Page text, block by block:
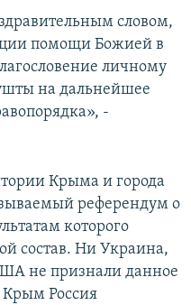
словом,
помощи Божией в
личному
на дальнейшее
-
Крыма и города
референдум о
которого
состав. Ни Украина,
не признали данное
Крым Россия